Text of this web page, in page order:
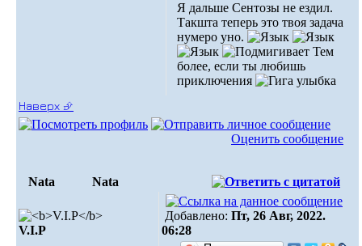
Я дальше Сентозы не ездил.
Такшта теперь это твоя задача
нумеро уно.
Тем
более, если ты любишь
приключения
Наверх ⮵
Оценить сообщение
Nata Nata
V.I.Р
Добавлено: Пт, 26 Авг, 2022.
06:28